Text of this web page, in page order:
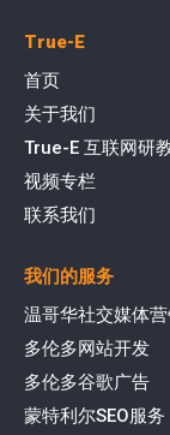
True-E
首页
关于我们
True-E 互联网研
视频专栏
联系我们
我们的服务
温哥华社交媒体
多伦多网站开发
多伦多谷歌广告
蒙特利尔SEO服务